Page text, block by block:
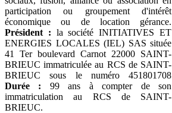
participation ou groupement d'intérêt
économique ou de location gérance.
Président : la société INITIATIVES ET
ENERGIES LOCALES (IEL) SAS située
41 Ter boulevard Carnot 22000 SAINT-
BRIEUC immatriculée au RCS de SAINT-
BRIEUC sous le numéro 451801708
Durée : 99 ans à compter de son
immatriculation au RCS de SAINT-
BRIEUC.